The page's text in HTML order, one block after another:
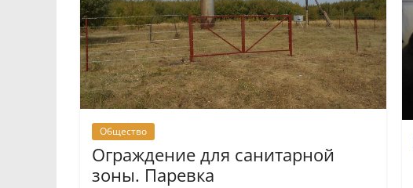
Общество
Ограждение для санитарной
зоны. Паревка